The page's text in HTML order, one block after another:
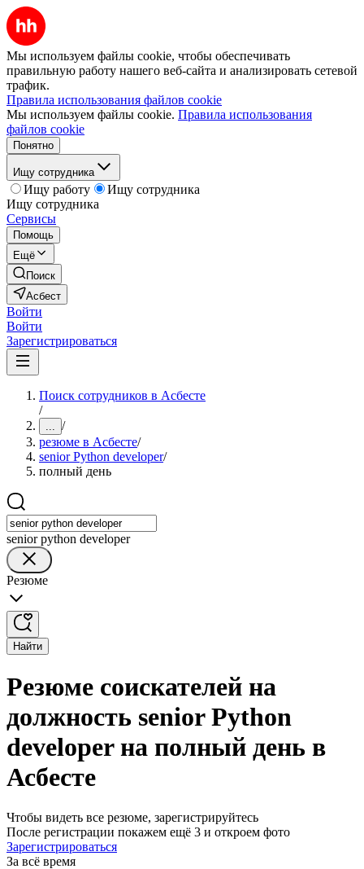
Мы используем файлы cookie, чтобы обеспечивать
правильную работу нашего веб-сайта и анализировать сетевой
трафик.
Правила использования файлов cookie
Мы используем файлы cookie. Правила использования
файлов cookie
Понятно
Ищу сотрудника
Ищу работу
Ищу сотрудника
Ищу сотрудника
Сервисы
Помощь
Ещё
Поиск
Асбест
Войти
Войти
Зарегистрироваться
Поиск сотрудников в Асбесте
/
... /
резюме в Асбесте/
senior Python developer/
полный день
senior python developer
Резюме
Найти
Резюме соискателей на
должность senior Python
developer на полный день в
Асбесте
Чтобы видеть все резюме, зарегистрируйтесь
После регистрации покажем ещё 3 и откроем фото
Зарегистрироваться
За всё время